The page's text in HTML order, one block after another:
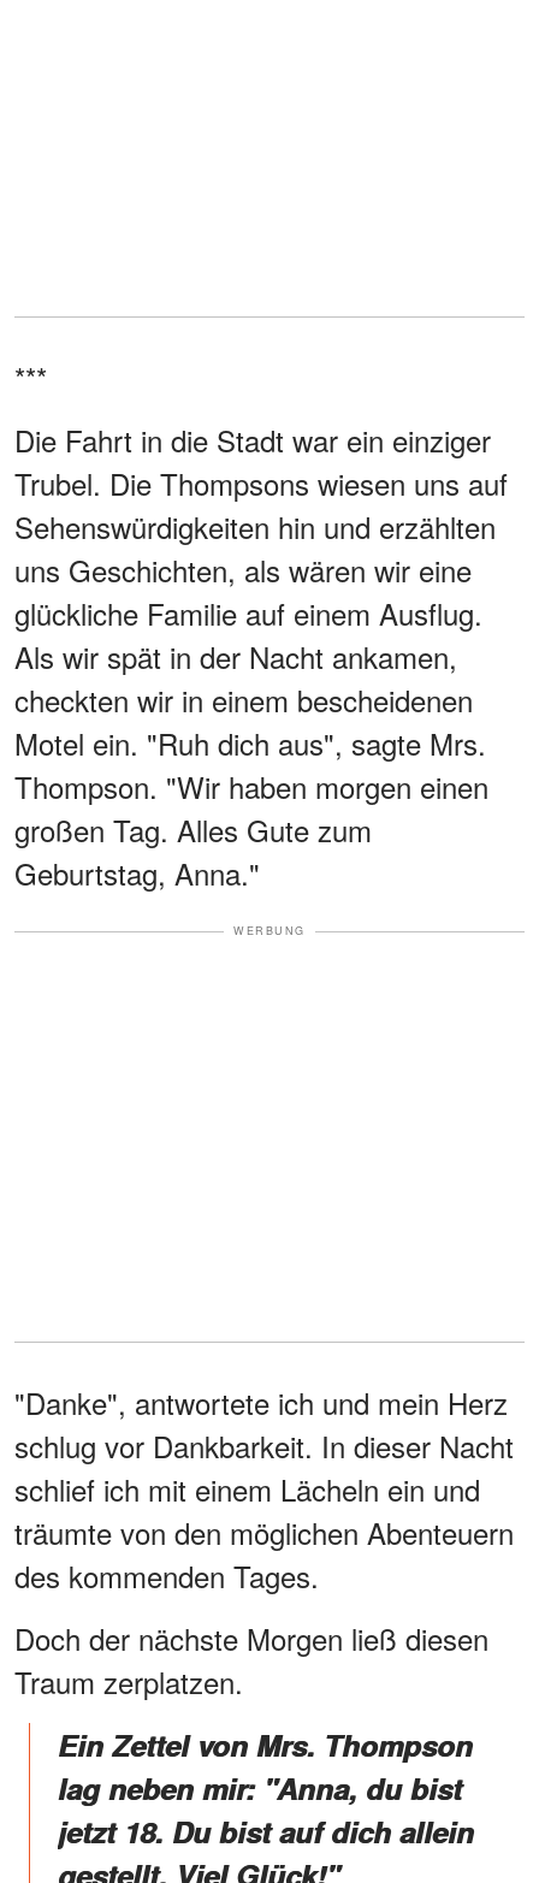
***
Die Fahrt in die Stadt war ein einziger
Trubel. Die Thompsons wiesen uns auf
Sehenswürdigkeiten hin und erzählten
uns Geschichten, als wären wir eine
glückliche Familie auf einem Ausflug.
Als wir spät in der Nacht ankamen,
checkten wir in einem bescheidenen
Motel ein. "Ruh dich aus", sagte Mrs.
Thompson. "Wir haben morgen einen
großen Tag. Alles Gute zum
Geburtstag, Anna."
WERBUNG
"Danke", antwortete ich und mein Herz
schlug vor Dankbarkeit. In dieser Nacht
schlief ich mit einem Lächeln ein und
träumte von den möglichen Abenteuern
des kommenden Tages.
Doch der nächste Morgen ließ diesen
Traum zerplatzen.
Ein Zettel von Mrs. Thompson
lag neben mir: "Anna, du bist
jetzt 18. Du bist auf dich allein
gestellt. Viel Glück!"